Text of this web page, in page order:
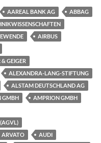
AAREAL BANK AG
ABBAG
AIRBUS
& GEIGER
ALEXANDRA-LANG-STIFTUNG
ALSTAM DEUTSCHLAND AG
GMBH
AMPRION GMBH
ARVATO
AUDI